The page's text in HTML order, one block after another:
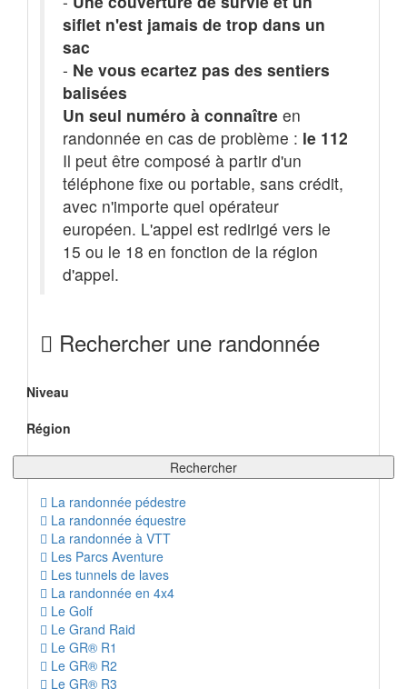
siflet n'est jamais de trop dans un
sac
- Ne vous ecartez pas des sentiers
balisées
Un seul numéro à connaître en
randonnée en cas de problème : le 112
Il peut être composé à partir d'un
téléphone fixe ou portable, sans crédit,
avec n'importe quel opérateur
européen. L'appel est redirigé vers le
15 ou le 18 en fonction de la région
d'appel.
Rechercher une randonnée
Niveau
Région
Rechercher
La randonnée pédestre
La randonnée équestre
La randonnée à VTT
Les Parcs Aventure
Les tunnels de laves
La randonnée en 4x4
Le Golf
Le Grand Raid
Le GR® R1
Le GR® R2
Le GR® R3